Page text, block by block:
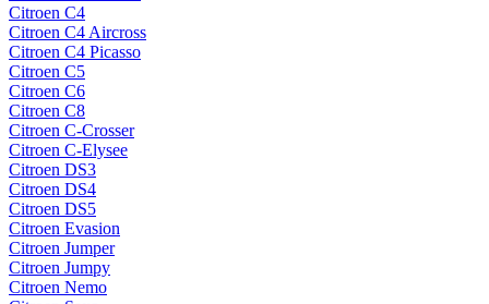
Citroen C4
Citroen C4 Aircross
Citroen C4 Picasso
Citroen C5
Citroen C6
Citroen C8
Citroen C-Crosser
Citroen C-Elysee
Citroen DS3
Citroen DS4
Citroen DS5
Citroen Evasion
Citroen Jumper
Citroen Jumpy
Citroen Nemo